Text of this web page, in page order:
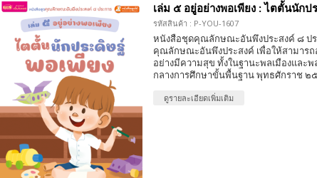
เล่ม ๕ อยู่อย่างพอเพียง : ไตตั้นนักป
รหัสสินค้า : P-YOU-1607
หนังสือชุดคุณลักษณะอันพึงประสงค์ ๘ ปร
คุณลักษณะอันพึงประสงค์ เพื่อให้สามาร
อย่างมีความสุข ทั้งในฐานะพลเมืองและ
กลางการศึกษาขั้นพื้นฐาน พุทธศักราช ๒
ดูรายละเอียดเพิ่มเติม